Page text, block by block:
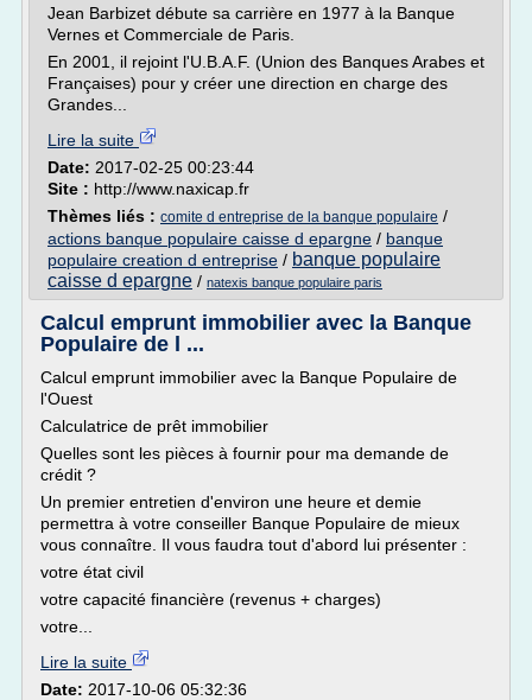
Jean Barbizet débute sa carrière en 1977 à la Banque
Vernes et Commerciale de Paris.
En 2001, il rejoint l'U.B.A.F. (Union des Banques Arabes et
Françaises) pour y créer une direction en charge des
Grandes...
Lire la suite
Date: 2017-02-25 00:23:44
Site : http://www.naxicap.fr
Thèmes liés : comite d entreprise de la banque populaire /
actions banque populaire caisse d epargne / banque
populaire creation d entreprise / banque populaire
caisse d epargne / natexis banque populaire paris
Calcul emprunt immobilier avec la Banque
Populaire de l ...
Calcul emprunt immobilier avec la Banque Populaire de
l'Ouest
Calculatrice de prêt immobilier
Quelles sont les pièces à fournir pour ma demande de
crédit ?
Un premier entretien d'environ une heure et demie
permettra à votre conseiller Banque Populaire de mieux
vous connaître. Il vous faudra tout d'abord lui présenter :
votre état civil
votre capacité financière (revenus + charges)
votre...
Lire la suite
Date: 2017-10-06 05:32:36